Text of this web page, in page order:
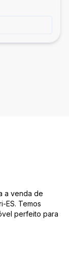
a venda de
ES. Temos
perfeito para